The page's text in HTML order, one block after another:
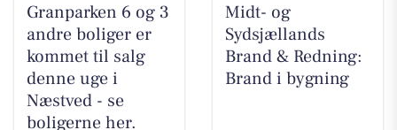
Granparken 6 og 3
andre boliger er
kommet til salg
denne uge i
Næstved - se
boligerne her.
Midt- og
Sydsjællands
Brand & Redning:
Brand i bygning